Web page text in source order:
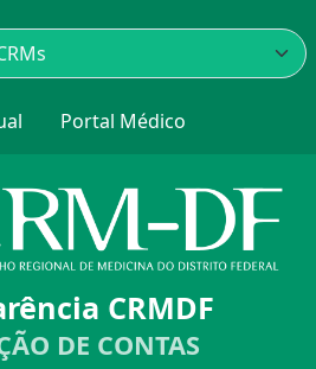
Portal Médico
CRMDF
DE CONTAS